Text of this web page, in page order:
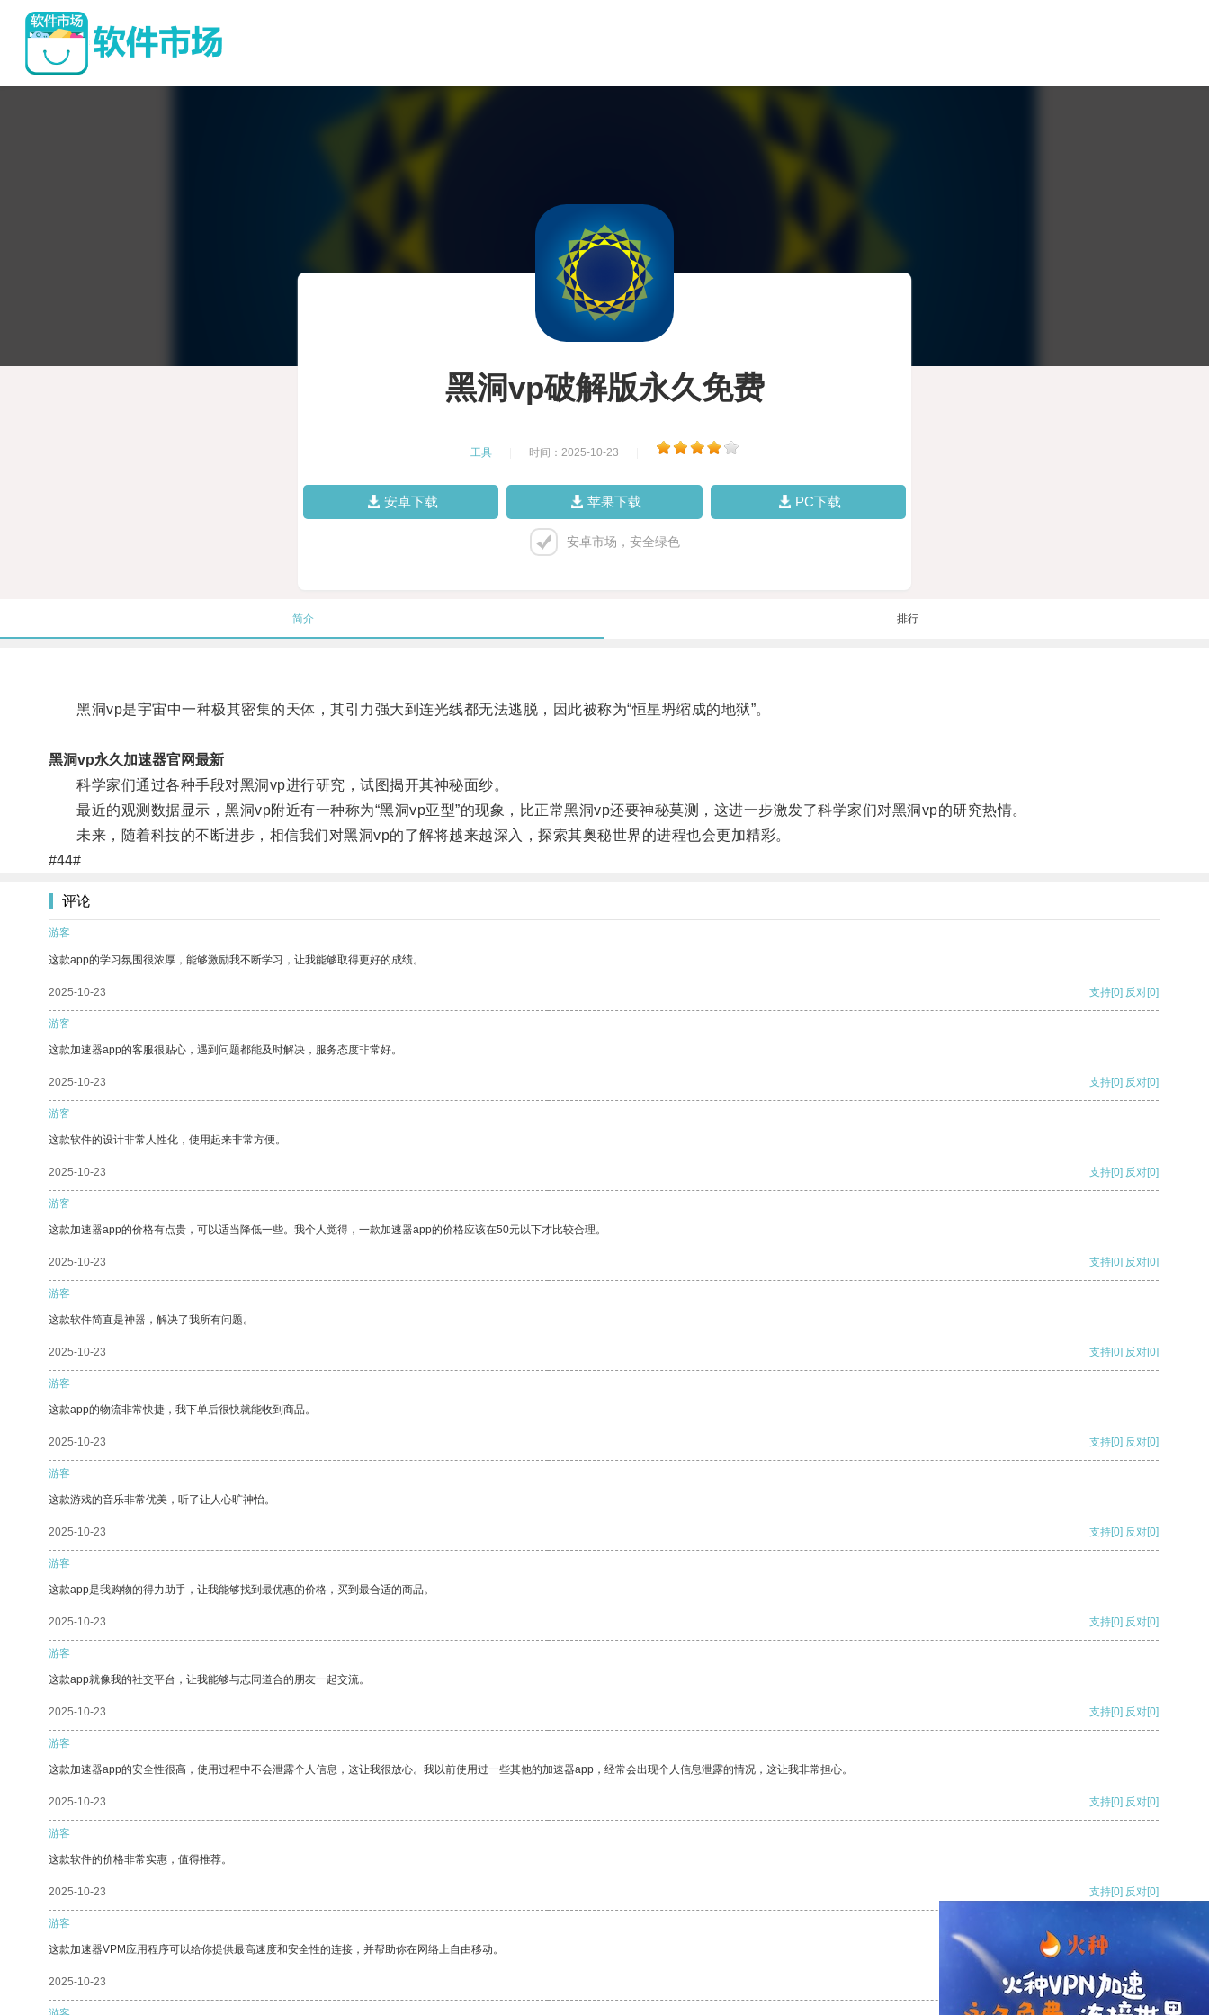
黑洞vp破解版永久免费
工具 时间：2025-10-23
安卓下载 苹果下载 PC下载
安卓市场，安全绿色
简介 排行
黑洞vp是宇宙中一种极其密集的天体，其引力强大到连光线都无法逃脱，因此被称为“恒星坍缩成的地狱”。
黑洞vp永久加速器官网最新
科学家们通过各种手段对黑洞vp进行研究，试图揭开其神秘面纱。
最近的观测数据显示，黑洞vp附近有一种称为“黑洞vp亚型”的现象，比正常黑洞vp还要神秘莫测，这进一步激发了科学家们对黑洞vp的研究热情。
未来，随着科技的不断进步，相信我们对黑洞vp的了解将越来越深入，探索其奥秘世界的进程也会更加精彩。
#44#
评论
游客
这款app的学习氛围很浓厚，能够激励我不断学习，让我能够取得更好的成绩。
2025-10-23 支持[0] 反对[0]
游客
这款加速器app的客服很贴心，遇到问题都能及时解决，服务态度非常好。
2025-10-23 支持[0] 反对[0]
游客
这款软件的设计非常人性化，使用起来非常方便。
2025-10-23 支持[0] 反对[0]
游客
这款加速器app的价格有点贵，可以适当降低一些。我个人觉得，一款加速器app的价格应该在50元以下才比较合理。
2025-10-23 支持[0] 反对[0]
游客
这款软件简直是神器，解决了我所有问题。
2025-10-23 支持[0] 反对[0]
游客
这款app的物流非常快捷，我下单后很快就能收到商品。
2025-10-23 支持[0] 反对[0]
游客
这款游戏的音乐非常优美，听了让人心旷神怡。
2025-10-23 支持[0] 反对[0]
游客
这款app是我购物的得力助手，让我能够找到最优惠的价格，买到最合适的商品。
2025-10-23 支持[0] 反对[0]
游客
这款app就像我的社交平台，让我能够与志同道合的朋友一起交流。
2025-10-23 支持[0] 反对[0]
游客
这款加速器app的安全性很高，使用过程中不会泄露个人信息，这让我很放心。我以前使用过一些其他的加速器app，经常会出现个人信息泄露的情况，这让我非常担心。
2025-10-23 支持[0] 反对[0]
游客
这款软件的价格非常实惠，值得推荐。
2025-10-23 支持[0] 反对[0]
游客
这款加速器VPM应用程序可以给你提供最高速度和安全性的连接，并帮助你在网络上自由移动。
2025-10-23 支持[0] 反对